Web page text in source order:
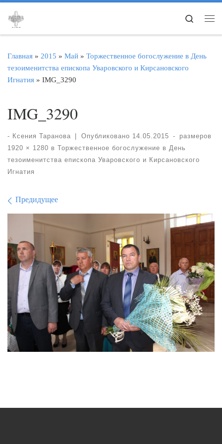
Перейти к содержимому
Search
Главная » 2015 » Май » Торжественное богослужение в День
тезоименитства епископа Уваровского и Кирсановского
Игнатия » IMG_3290
IMG_3290
- Ксения Таранова Опубликовано 14.05.2015 -
размеров
1920 × 1280 в Торжественное богослужение в День
тезоименитства епископа Уваровского и Кирсановского
Игнатия
Навигация по
Предидущее